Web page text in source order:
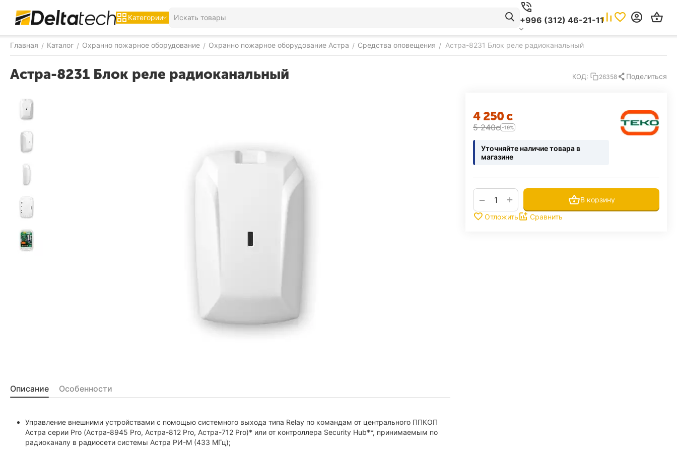
Категории +996 (312) 46-21-11
Главная / Каталог / Охранно пожарное оборудование / Охранно пожарное оборудование Астра / Средства оповещения / Астра-8231 Блок реле радиоканальный
Астра-8231 Блок реле радиоканальный КОД: 26358 Поделиться
4 250с
5 240с -19%
Уточняйте наличие товара в
магазине
+
−
В корзину
Отложить
Сравнить
Описание Особенности
Управление внешними устройствами с помощью системного выхода типа Relay по командам от центрального ППКОП
Астра серии Pro (Астра-8945 Pro, Астра-812 Pro, Астра-712 Pro)* или от контроллера Security Hub**, принимаемым по
радиоканалу в радиосети системы Астра РИ-М (433 МГц);